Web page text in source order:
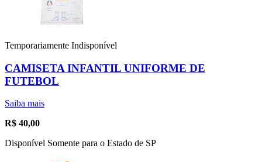
Temporariamente Indisponível
CAMISETA INFANTIL UNIFORME DE
FUTEBOL
Saiba mais
R$ 40,00
Disponível Somente para o Estado de SP